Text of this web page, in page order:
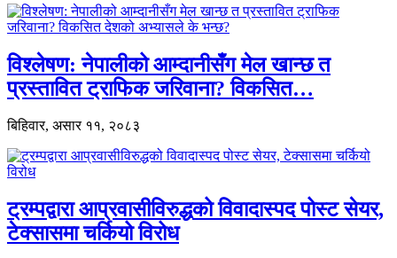
विश्लेषण: नेपालीको आम्दानीसँग मेल खान्छ त
प्रस्तावित ट्राफिक जरिवाना? विकसित…
बिहिवार, असार ११, २०८३
ट्रम्पद्वारा आप्रवासीविरुद्धको विवादास्पद पोस्ट सेयर,
टेक्सासमा चर्कियो विरोध